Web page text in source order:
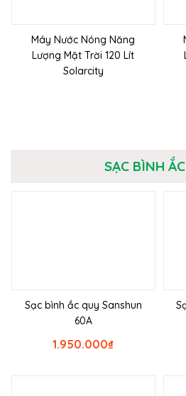
Máy Nước Nóng Năng
Lượng Mặt Trời 120 Lít
Solarcity
SẠC BÌNH
Sạc bình ắc quy Sanshun
60A
₫
1.950.000